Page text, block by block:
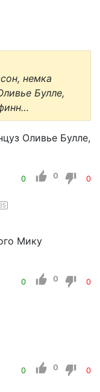
немка
Булле,
Оливье Булле,
0 0 0
Мику
0 0 0
0 0 0